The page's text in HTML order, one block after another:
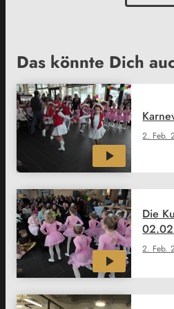
Das könnte Dich
2. Feb.
2. Feb.
Die